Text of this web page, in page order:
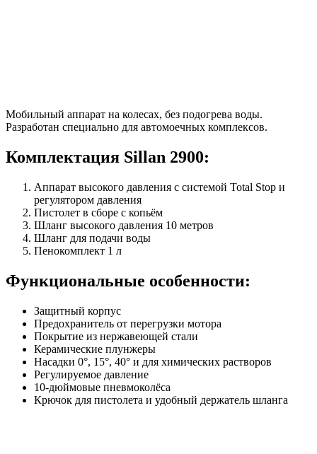
Мобильный аппарат на колесах, без подогрева воды.
Разработан специально для автомоечных комплексов.
Комплектация Sillan 2900:
Аппарат высокого давления с системой Total Stop и
регулятором давления
Пистолет в сборе с копьём
Шланг высокого давления 10 метров
Шланг для подачи воды
Пенокомплект 1 л
Функциональные особенности:
Защитный корпус
Предохранитель от перегрузки мотора
Покрытие из нержавеющей стали
Керамические плунжеры
Насадки 0°, 15°, 40° и для химических растворов
Регулируемое давление
10-дюймовые пневмоколёса
Крючок для пистолета и удобный держатель шланга